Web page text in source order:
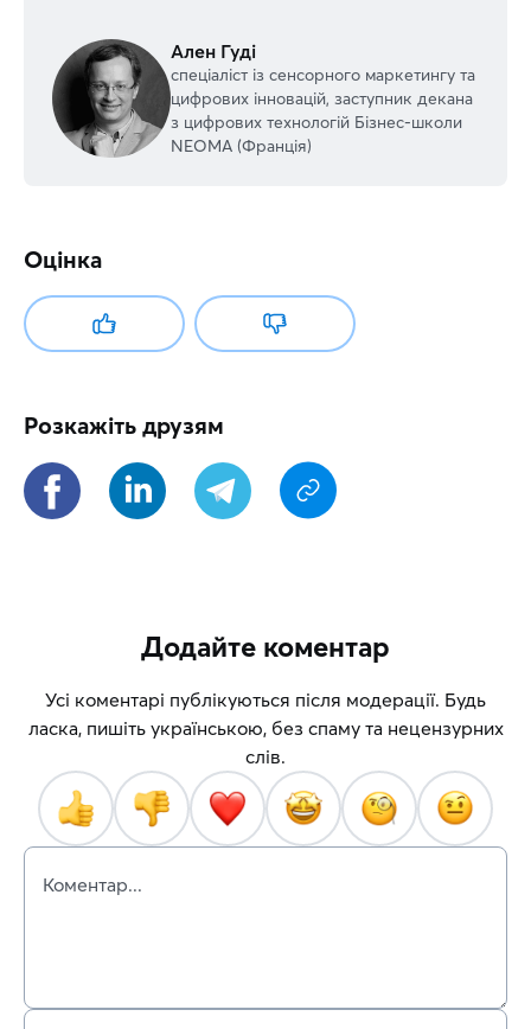
Ален Гуді
спеціаліст із сенсорного маркетингу та
цифрових інновацій, заступник декана
з цифрових технологій Бізнес-школи
NEOMA (Франція)
Оцінка
Розкажіть друзям
Додайте коментар
Усі коментарі публікуються після модерації. Будь
ласка, пишіть українською, без спаму та нецензурних
слів.
Коментар...